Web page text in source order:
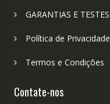
GARANTIAS E TESTES
Política de Privacidade
Termos e Condições
Contate-nos